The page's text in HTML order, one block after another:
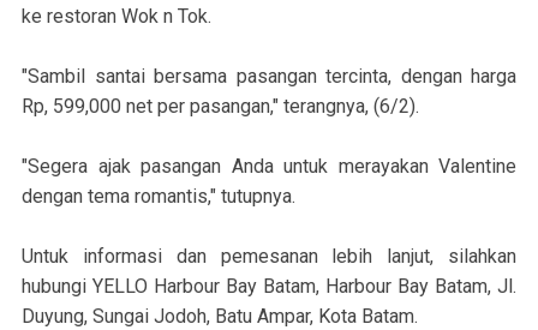
ke restoran Wok n Tok.
"Sambil santai bersama pasangan tercinta, dengan harga
Rp, 599,000 net per pasangan," terangnya, (6/2).
"Segera ajak pasangan Anda untuk merayakan Valentine
dengan tema romantis," tutupnya.
Untuk informasi dan pemesanan lebih lanjut, silahkan
hubungi YELLO Harbour Bay Batam, Harbour Bay Batam, Jl.
Duyung, Sungai Jodoh, Batu Ampar, Kota Batam.